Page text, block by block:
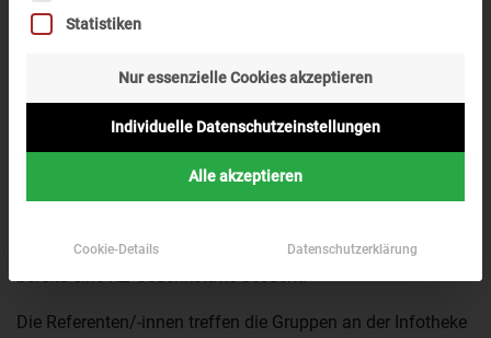
Zugang zum Thema geschaffen. Mit Hilfe von in der
beschäftigen sich die Teilnehmenden mit dem „Alltag“ im
Konzentrationslager Dachau und untersuchen
Dieser Workshop dauert 5 Stunden und richtet sich an
Vorwissen über die NS-Zeit besitzen. Idealerweise wurde
bereits eine KZ-Gedenkstätte besucht.
Die Referenten/-innen treffen die Gruppen an der Infotheke
Statistiken
Nur essenzielle Cookies akzeptieren
Individuelle Datenschutzeinstellungen
Alle akzeptieren
Cookie-Details Datenschutzerklärung